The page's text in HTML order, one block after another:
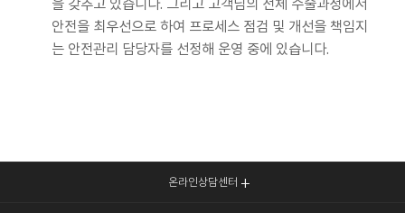
을 갖추고 있습니다. 그리고 고객님의 전체 수술과정에서
안전을 최우선으로 하여 프로세스 점검 및 개선을 책임지
는 안전관리 담당자를 선정해 운영 중에 있습니다.
온라인상담센터